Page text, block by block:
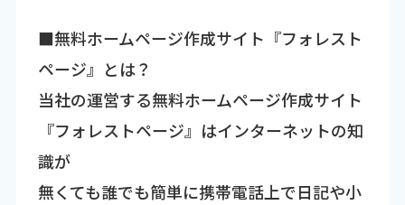
■無料ホームページ作成サイト『フォレスト
ページ』とは？
当社の運営する無料ホームページ作成サイト
『フォレストページ』はインターネットの知
識が
無くても誰でも簡単に携帯電話上で日記や小